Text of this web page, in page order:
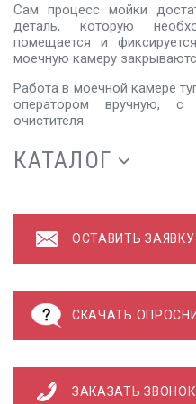
КАТАЛОГ
ОСТАВИТЬ ЗАЯВКУ
СКАЧАТЬ
ЗАКАЗАТЬ ЗВОНОК
Сам процесс мойки
деталь, которую
помещается и
моечную камеру
Работа в моечной камере
оператором вручную, с
очистителя.